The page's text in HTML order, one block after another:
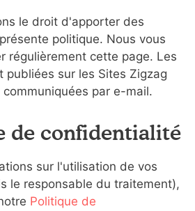
le droit d'apporter des
politique. Nous vous
régulièrement cette page. Les
publiées sur les Sites Zigzag
par e-mail.
de confidentialité
sur l'utilisation de vos
le responsable du traitement),
Politique de